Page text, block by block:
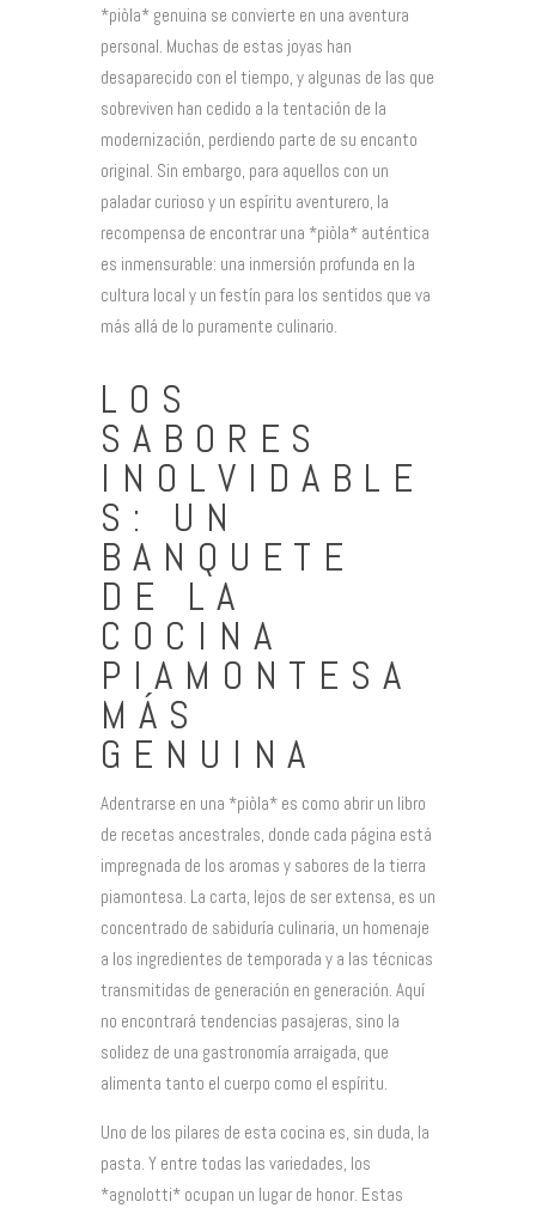
*piòla* genuina se convierte en una aventura
personal. Muchas de estas joyas han
desaparecido con el tiempo, y algunas de las que
sobreviven han cedido a la tentación de la
modernización, perdiendo parte de su encanto
original. Sin embargo, para aquellos con un
paladar curioso y un espíritu aventurero, la
recompensa de encontrar una *piòla* auténtica
es inmensurable: una inmersión profunda en la
cultura local y un festín para los sentidos que va
más allá de lo puramente culinario.
LOS
SABORES
INOLVIDABLE
S: UN
BANQUETE
DE LA
COCINA
PIAMONTESA
MÁS
GENUINA
Adentrarse en una *piòla* es como abrir un libro
de recetas ancestrales, donde cada página está
impregnada de los aromas y sabores de la tierra
piamontesa. La carta, lejos de ser extensa, es un
concentrado de sabiduría culinaria, un homenaje
a los ingredientes de temporada y a las técnicas
transmitidas de generación en generación. Aquí
no encontrará tendencias pasajeras, sino la
solidez de una gastronomía arraigada, que
alimenta tanto el cuerpo como el espíritu.
Uno de los pilares de esta cocina es, sin duda, la
pasta. Y entre todas las variedades, los
*agnolotti* ocupan un lugar de honor. Estas